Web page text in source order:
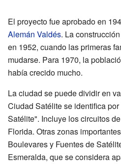
El proyecto fue aprobado en
Alemán Valdés. La
en 1952, cuando las primeras
mudarse. Para 1970, la
había crecido mucho.
La ciudad se puede dividir en
Ciudad Satélite se identifica
Satélite". Incluye los circuitos
Florida. Otras zonas
Boulevares y Fuentes de
Esmeralda, que se considera